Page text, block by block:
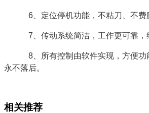
6、定位停机功能，不粘刀、不费
7、传动系统简洁，工作更可靠，
8、所有控制由软件实现，方便功
永不落后。
相关推荐